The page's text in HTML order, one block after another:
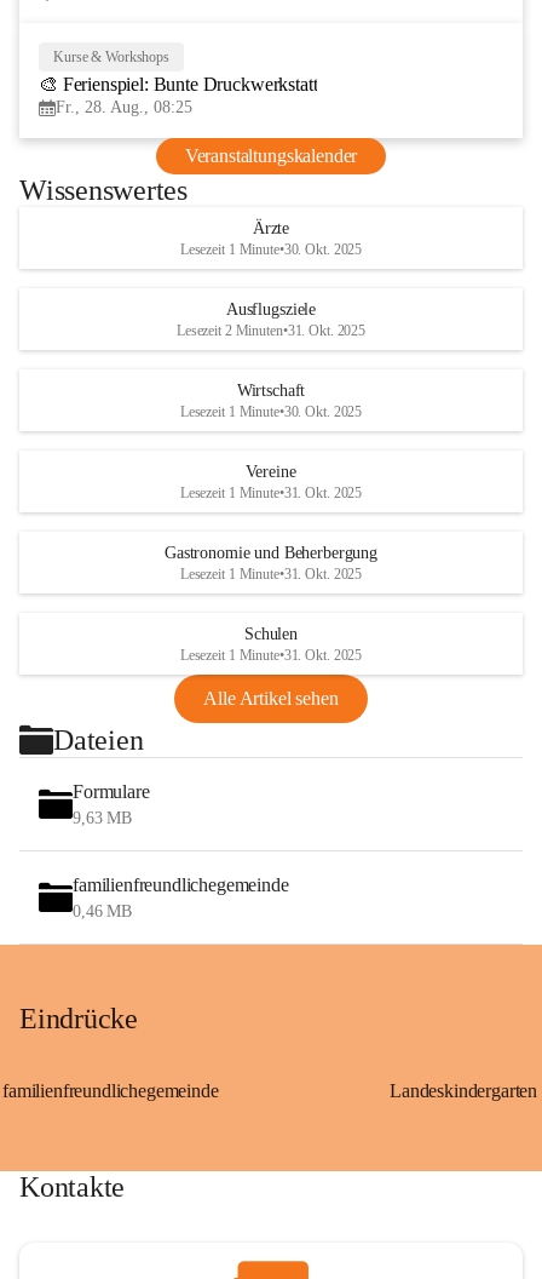
Kurse & Workshops
🎨 Ferienspiel: Bunte Druckwerkstatt
Fr., 28. Aug., 08:25
Veranstaltungskalender
Wissenswertes
Ärzte
Lesezeit 1 Minute•30. Okt. 2025
Ausflugsziele
Lesezeit 2 Minuten•31. Okt. 2025
Wirtschaft
Lesezeit 1 Minute•30. Okt. 2025
Vereine
Lesezeit 1 Minute•31. Okt. 2025
Gastronomie und Beherbergung
Lesezeit 1 Minute•31. Okt. 2025
Schulen
Lesezeit 1 Minute•31. Okt. 2025
Alle Artikel sehen
Dateien
Formulare
9,63 MB
familienfreundlichegemeinde
0,46 MB
Eindrücke
familienfreundlichegemeinde
Kontakte